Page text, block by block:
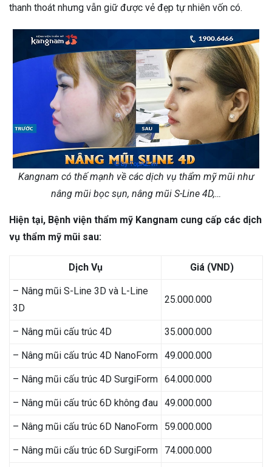
thanh thoát nhưng vẫn giữ được vẻ đẹp tự nhiên vốn có.
Kangnam có thế mạnh về các dịch vụ thẩm mỹ mũi như
nâng mũi bọc sụn, nâng mũi S-Line 4D,…
Hiện tại, Bệnh viện thẩm mỹ Kangnam cung cấp các dịch
vụ thẩm mỹ mũi sau:
Dịch Vụ Giá (VND)
– Nâng mũi S-Line 3D và L-Line
3D
25.000.000
– Nâng mũi cấu trúc 4D 35.000.000
– Nâng mũi cấu trúc 4D NanoForm 49.000.000
– Nâng mũi cấu trúc 4D SurgiForm 64.000.000
– Nâng mũi cấu trúc 6D không đau 49.000.000
– Nâng mũi cấu trúc 6D NanoForm 59.000.000
– Nâng mũi cấu trúc 6D SurgiForm 74.000.000